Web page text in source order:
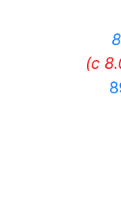
(c